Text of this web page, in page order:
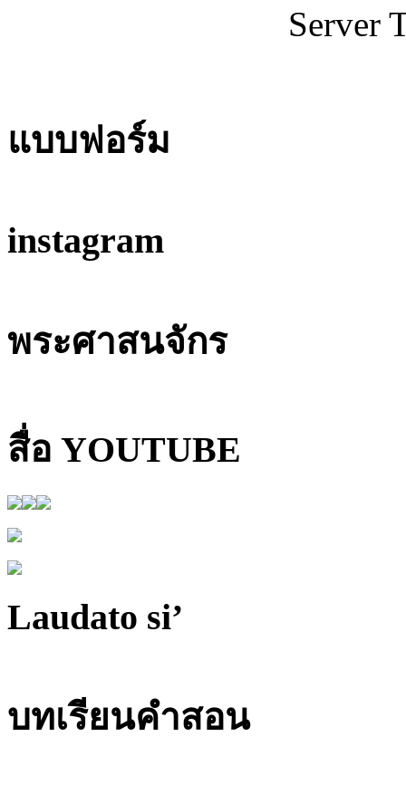
Server
แบบฟอร์ม
instagram
พระศาสนจักร
สื่อ YOUTUBE
Laudato si’
บทเรียนคำสอน